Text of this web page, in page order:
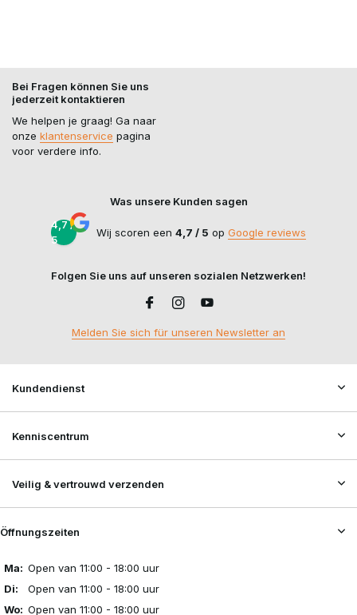
Bei Fragen können Sie uns
jederzeit kontaktieren
We helpen je graag! Ga naar
onze klantenservice pagina
voor verdere info.
Was unsere Kunden sagen
4,7 /
5
Wij scoren een 4,7 / 5 op Google reviews
Folgen Sie uns auf unseren sozialen Netzwerken!
Melden Sie sich für unseren Newsletter an
Kundendienst
Kenniscentrum
Veilig & vertrouwd verzenden
Öffnungszeiten
Ma: Open van 11:00 - 18:00 uur
Di:
Open van 11:00 - 18:00 uur
Wo: Open van 11:00 - 18:00 uur